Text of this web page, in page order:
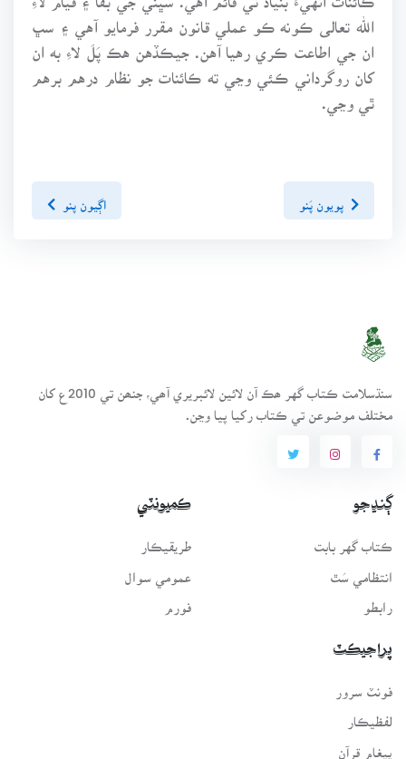
الله تعالى ڪونه ڪو عملي قانون مقرر فرمايو آهي ۽ سڀ
ان جي اطاعت ڪري رهيا آهن. جيڪڏهن هڪ پَلَ لاءِ به ان
کان روگرداني ڪئي وڃي ته ڪائنات جو نظام درهم برهم
ٿي وڃي.
پويون پَنو اڳيون پنو
سنڌسلامت ڪتاب گهر ھڪ آن لائين لائبريري آھي، جنھن تي 2010ع کان
مختلف موضوعن تي ڪتاب رکيا پيا وڃن.
ڳنڍجو
ڪتاب گهر بابت
انتظامي سَٿ
رابطو
ڪميونٽي
طريقيڪار
عمومي سوال
فورم
پراجيڪٽ
لفظيڪار
پيغامِ قرآن